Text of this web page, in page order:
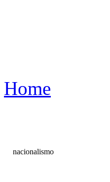
Home
nacionalismo